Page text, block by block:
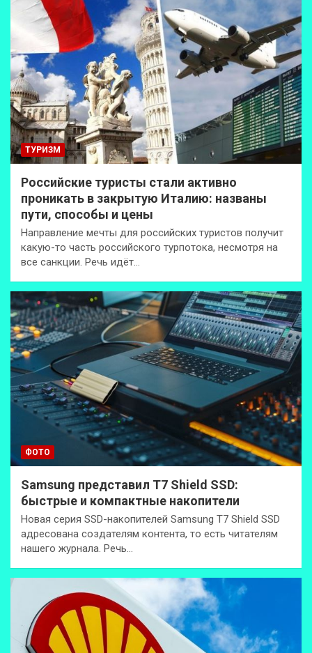
ТУРИЗМ
Российские туристы стали активно
проникать в закрытую Италию: названы
пути, способы и цены
Направление мечты для российских туристов получит
какую-то часть российского турпотока, несмотря на
все санкции. Речь идёт…
ФОТО
Samsung представил T7 Shield SSD:
быстрые и компактные накопители
Новая серия SSD-накопителей Samsung T7 Shield SSD
адресована создателям контента, то есть читателям
нашего журнала. Речь…